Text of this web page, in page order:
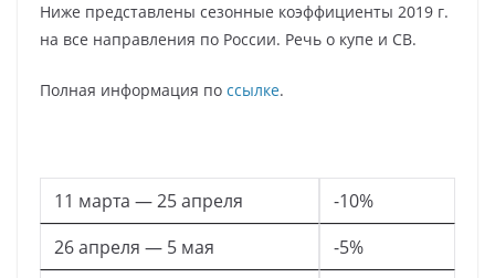
Ниже представлены сезонные коэффициенты 2019 г.
на все направления по России. Речь о купе и СВ.
Полная информация по ссылке.
11 марта — 25 апреля
-10%
26 апреля — 5 мая
-5%